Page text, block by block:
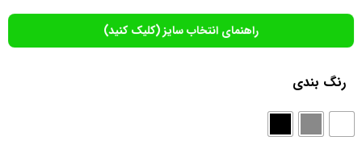
راهنمای انتخاب سایز (کلیک کنید)
رنگ بندی